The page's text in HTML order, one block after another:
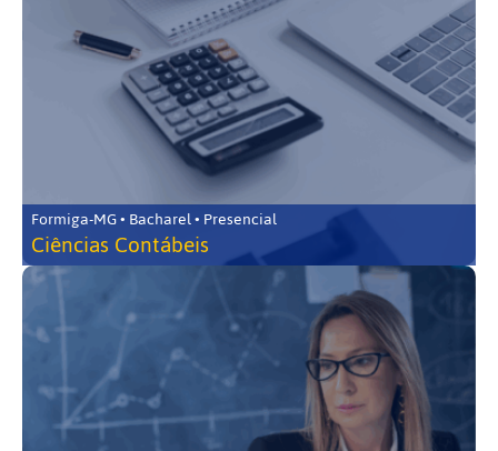
Formiga-MG • Bacharel • Presencial
Ciências Contábeis